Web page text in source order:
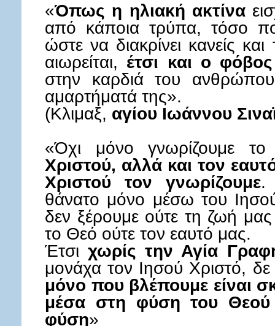
«Όπως η ηλιακή ακτίνα
από κάποια τρύπα, τόσο
ώστε να διακρίνει κανείς
αιωρείται, έτσι και ο
στην καρδιά του
αμαρτήματά της».
(Κλιμαξ, αγίου Ιωάννου
«Όχι μόνο γνωρίζουμε
Χριστού, αλλά και τον
Χριστού τον γνωρίζουμε.
θάνατο μόνο μέσω του
δεν ξέρουμε ούτε τη ζωή
το Θεό ούτε τον εαυτό μας.
Έτσιχωρίς την Αγία
μονάχα τον Ιησού Χριστό, δε
μόνο που βλέπουμε είναι
μέσα στη φύση του
φύση»